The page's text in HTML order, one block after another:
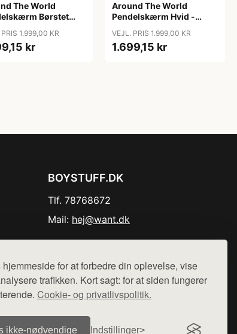
for at forbedre din oplevelse, vise
trafikken. Kort sagt: for at siden fungerer
Cookie- og privatlivspolitik.
ikke‑nødvendige Indstillinger
The World
Børstet
1.999,00 KR
kr
Around The World
Pendelskærm Hvid -
VEJL. PRIS 1.999,00 KR
1.699,15 kr
BOYSTUFF.DK
Tlf. 78768672
Mail: hej@want.dk
ikke varer fra denne side - vi henviser til de shops,